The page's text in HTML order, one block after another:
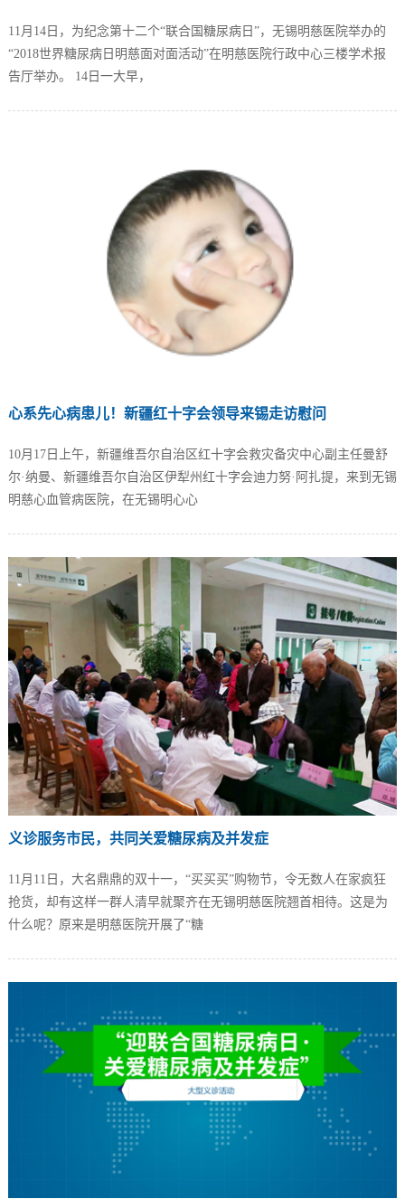
11月14日，为纪念第十二个“联合国糖尿病日”，无锡明慈医院举办的
“2018世界糖尿病日明慈面对面活动”在明慈医院行政中心三楼学术报
告厅举办。 14日一大早，
心系先心病患儿！新疆红十字会领导来锡走访慰问
10月17日上午，新疆维吾尔自治区红十字会救灾备灾中心副主任曼舒
尔·纳曼、新疆维吾尔自治区伊犁州红十字会迪力努·阿扎提，来到无锡
明慈心血管病医院，在无锡明心心
义诊服务市民，共同关爱糖尿病及并发症
11月11日，大名鼎鼎的双十一，“买买买”购物节，令无数人在家疯狂
抢货，却有这样一群人清早就聚齐在无锡明慈医院翘首相待。这是为
什么呢？原来是明慈医院开展了“糖